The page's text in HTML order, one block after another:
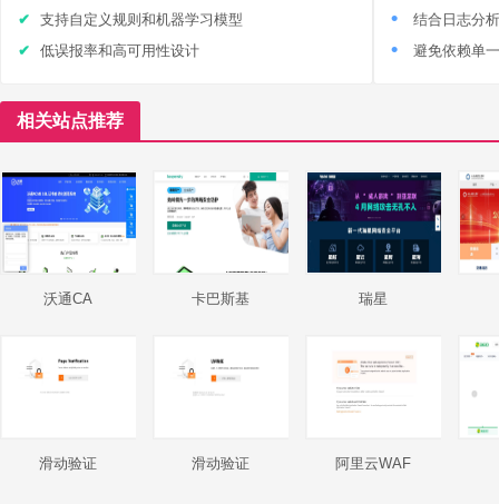
支持自定义规则和机器学习模型
低误报率和高可用性设计
结合日志分
避免依赖单
相关站点推荐
沃通CA 卡巴斯基 瑞星
滑动验证 滑动验证 阿里云WAF